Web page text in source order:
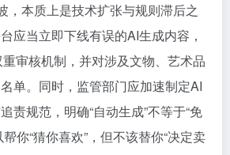
，本质上是技术扩张与规则滞后之
应当立即下线有误的AI生成内容，
重审核机制，并对涉及文物、艺术品
单。同时，监管部门应加速制定AI
责规范，明确“自动生成”不等于“免
你“猜你喜欢”，但不该替你“决定卖